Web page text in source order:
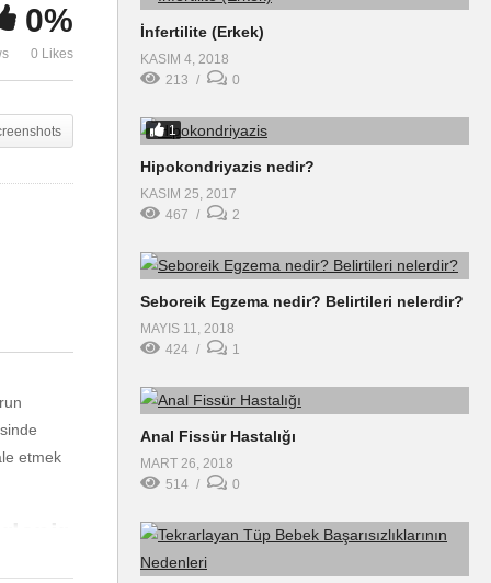
0%
0 Likes
etmek
İnfertilite (Erkek)
KASIM 4, 2018
213
0
1
Hipokondriyazis nedir?
KASIM 25, 2017
467
2
Seboreik Egzema nedir? Belirtileri nelerdir?
MAYIS 11, 2018
424
1
Anal Fissür Hastalığı
MART 26, 2018
514
0